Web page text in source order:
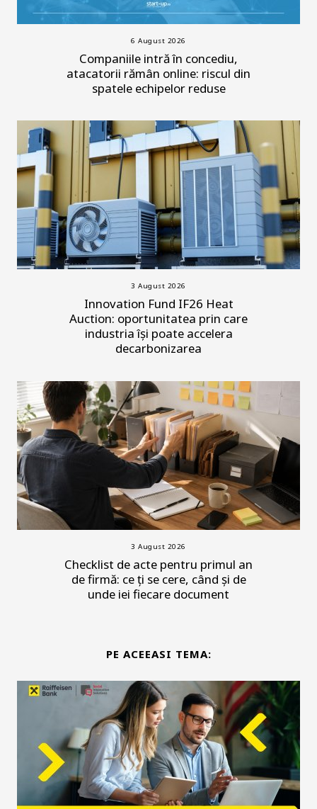
6 August 2026
Companiile intră în concediu,
atacatorii rămân online: riscul din
spatele echipelor reduse
3 August 2026
Innovation Fund IF26 Heat
Auction: oportunitatea prin care
industria își poate accelera
decarbonizarea
3 August 2026
Checklist de acte pentru primul an
de firmă: ce ți se cere, când și de
unde iei fiecare document
PE ACEEASI TEMA: